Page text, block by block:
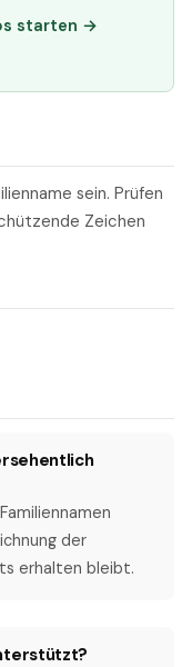
starten →
sein. Prüfen
Zeichen
der
erhalten bleibt.